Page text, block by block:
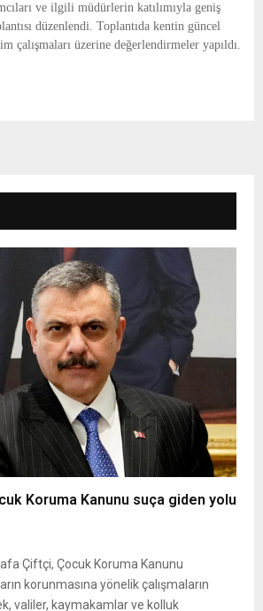
ve ilgili müdürlerin katılımıyla geniş
düzenlendi. Toplantıda kentin güncel
çalışmaları üzerine değerlendirmeler yapıldı.
Koruma Kanunu suça giden yolu
Çiftçi, Çocuk Koruma Kanunu
korunmasına yönelik çalışmaların
valiler, kaymakamlar ve kolluk